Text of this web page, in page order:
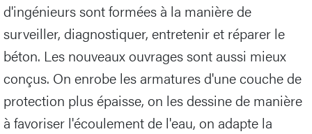
d'ingénieurs sont formées à la manière de
surveiller, diagnostiquer, entretenir et réparer le
béton. Les nouveaux ouvrages sont aussi mieux
conçus. On enrobe les armatures d'une couche de
protection plus épaisse, on les dessine de manière
à favoriser l'écoulement de l'eau, on adapte la